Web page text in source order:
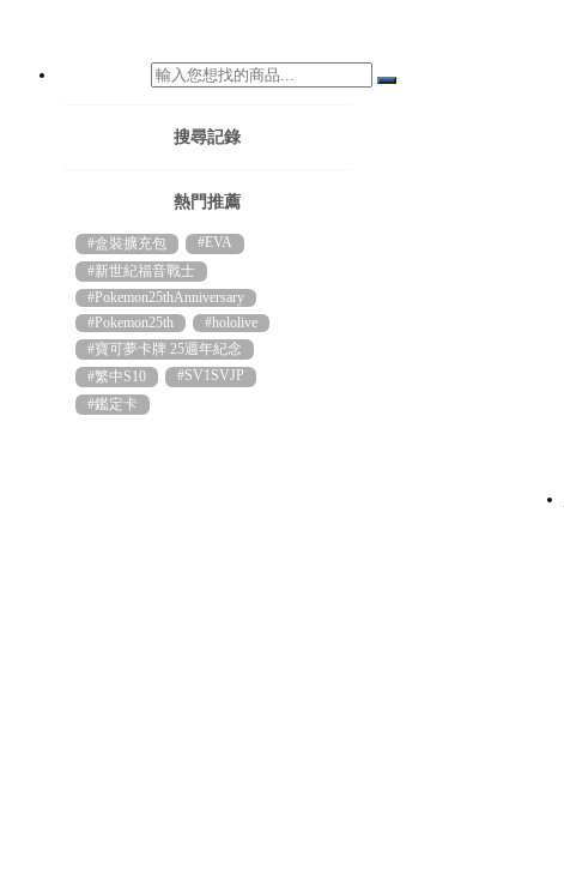
搜尋記錄
熱門推薦
#盒裝擴充包
#EVA
#新世紀福音戰士
#Pokemon25thAnniversary
#Pokemon25th
#hololive
#寶可夢卡牌 25週年紀念
#繁中S10
#SV1SVJP
#鑑定卡